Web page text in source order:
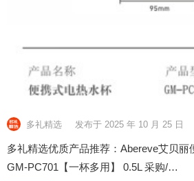
多礼精选 发布于 2025 年 10 月 25 日
多礼精选优质产品推荐：Abereve艾贝丽
GM-PC701【一杯多用】 0.5L 采购/…